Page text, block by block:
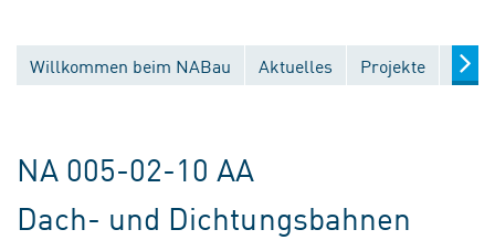
Willkommen beim NABau Aktuelles Projekte
NA 005-02-10 AA
Dach- und Dichtungsbahnen